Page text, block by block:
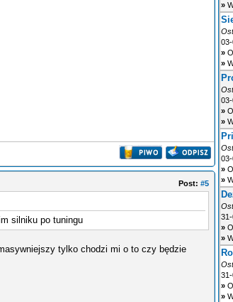
Post:#5
silniku po tuningu
tylko chodzi mi o to czy będzie
»
»
»
»
»
»
»
»
»
»
»